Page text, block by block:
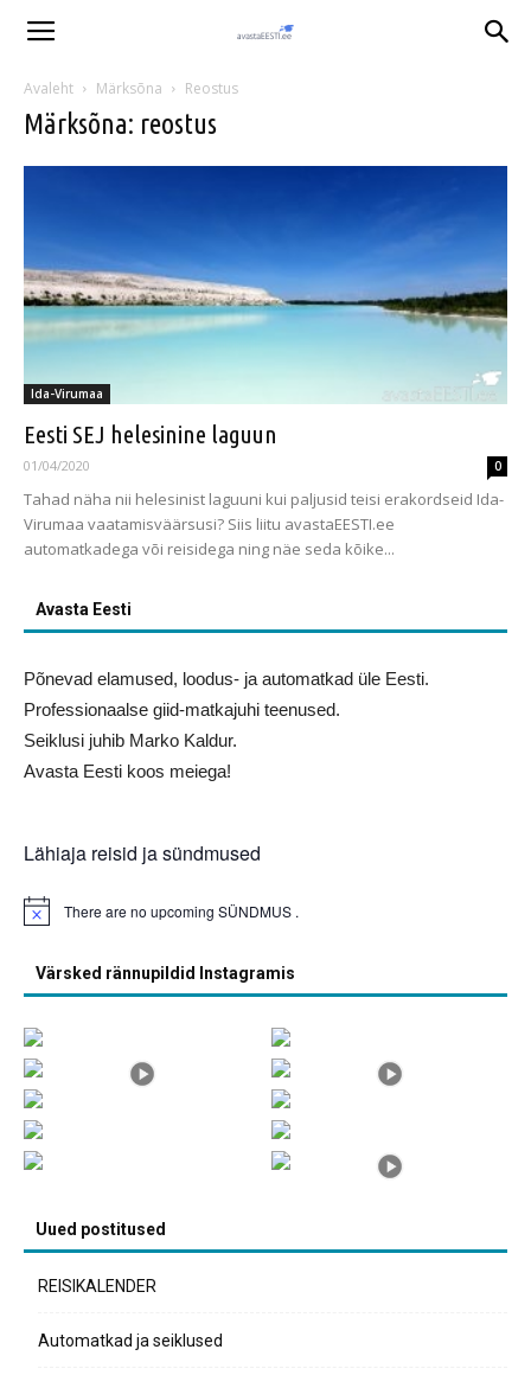
Avaleht Märksõna Reostus
Märksõna: reostus
Ida-Virumaa
Eesti SEJ helesinine laguun
01/04/2020 0
Tahad näha nii helesinist laguuni kui paljusid teisi erakordseid Ida-
Virumaa vaatamisväärsusi? Siis liitu avastaEESTI.ee
automatkadega või reisidega ning näe seda kõike...
Avasta Eesti
Põnevad elamused, loodus- ja automatkad üle Eesti.
Professionaalse giid-matkajuhi teenused.
Seiklusi juhib Marko Kaldur.
Avasta Eesti koos meiega!
Lähiaja reisid ja sündmused
Notice There are no upcoming SÜNDMUS .
Värsked rännupildid Instagramis
Uued postitused
REISIKALENDER
Automatkad ja seiklused